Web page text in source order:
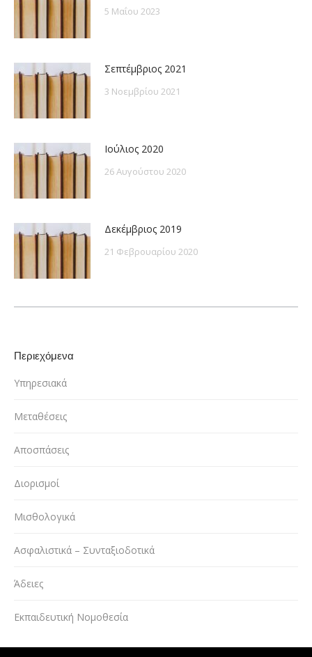
5 Μαΐου 2023
Σεπτέμβριος 2021
3 Νοεμβρίου 2021
Ιούλιος 2020
26 Αυγούστου 2020
Δεκέμβριος 2019
21 Φεβρουαρίου 2020
Περιεχόμενα
Υπηρεσιακά
Μεταθέσεις
Αποσπάσεις
Διορισμοί
Μισθολογικά
Ασφαλιστικά – Συνταξιοδοτικά
Άδειες
Εκπαιδευτική Νομοθεσία